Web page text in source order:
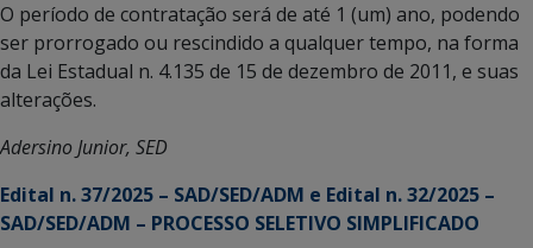
O período de contratação será de até 1 (um) ano, podendo
ser prorrogado ou rescindido a qualquer tempo, na forma
da Lei Estadual n. 4.135 de 15 de dezembro de 2011, e suas
alterações.
Adersino Junior, SED
Edital n. 37/2025 – SAD/SED/ADM e Edital n. 32/2025 –
SAD/SED/ADM – PROCESSO SELETIVO SIMPLIFICADO